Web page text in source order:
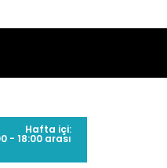
Hafta içi:
- 18:00 arası